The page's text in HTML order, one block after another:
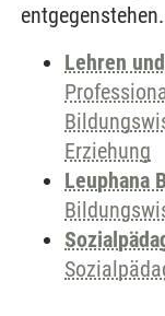
entgegenstehen.
Lehren
Erziehung
Leuphana